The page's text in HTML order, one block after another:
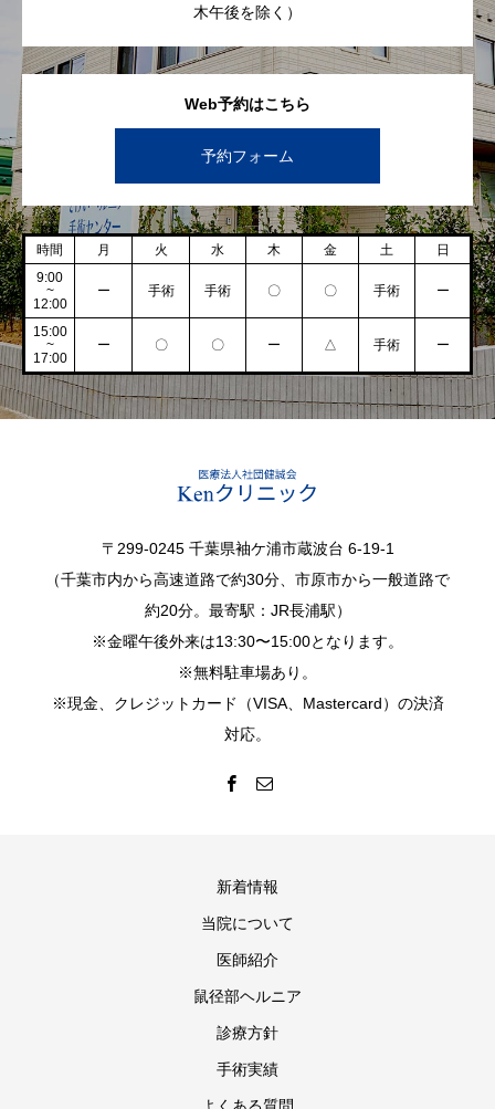
Web予約はこちら
予約フォーム
木午後を除く）
時間 月 火 水 木 金 土
日
9:00
~
12:00
ー 手術 手術 〇 〇 手術 ー
15:00
~
17:00
ー 〇 〇 ー △ 手術 ー
〒299-0245 千葉県袖ケ浦市蔵波台 6-19-1
（千葉市内から高速道路で約30分、市原市から一般道路で
約20分。最寄駅：JR長浦駅）
※金曜午後外来は13:30〜15:00となります。
※無料駐車場あり。
※現金、クレジットカード（VISA、Mastercard）の決済
対応。
新着情報
当院について
医師紹介
鼠径部ヘルニア
診療方針
手術実績